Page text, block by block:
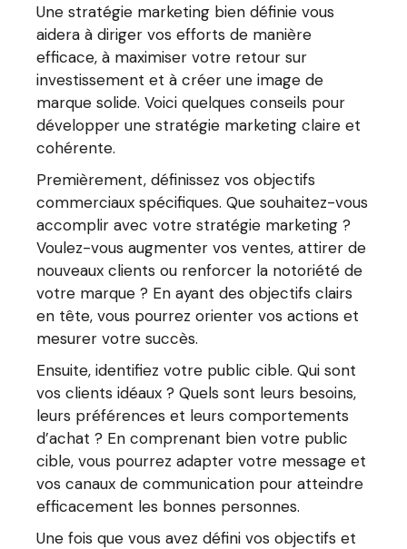
Une stratégie marketing bien définie vous
aidera à diriger vos efforts de manière
efficace, à maximiser votre retour sur
investissement et à créer une image de
marque solide. Voici quelques conseils pour
développer une stratégie marketing claire et
cohérente.
Premièrement, définissez vos objectifs
commerciaux spécifiques. Que souhaitez-vous
accomplir avec votre stratégie marketing ?
Voulez-vous augmenter vos ventes, attirer de
nouveaux clients ou renforcer la notoriété de
votre marque ? En ayant des objectifs clairs
en tête, vous pourrez orienter vos actions et
mesurer votre succès.
Ensuite, identifiez votre public cible. Qui sont
vos clients idéaux ? Quels sont leurs besoins,
leurs préférences et leurs comportements
d’achat ? En comprenant bien votre public
cible, vous pourrez adapter votre message et
vos canaux de communication pour atteindre
efficacement les bonnes personnes.
Une fois que vous avez défini vos objectifs et